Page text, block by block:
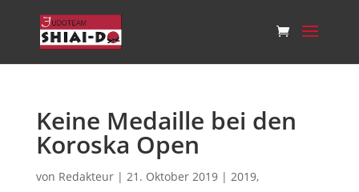
Keine Medaille bei den
Koroska Open
von Redakteur| 21. Oktober 2019| 2019,